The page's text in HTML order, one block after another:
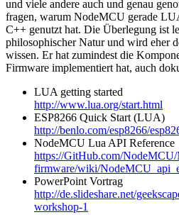
und viele andere auch und genau
fragen, warum NodeMCU gerade
C++ genutzt hat. Die Überlegung ist
philosophischer Natur und wird eher
wissen. Er hat zumindest die
Firmware implementiert hat, auch
LUA getting started
http://www.lua.org/start.html
ESP8266 Quick Start (LUA)
http://benlo.com/esp8266/
NodeMCU Lua API Reference
https://GitHub.com/
firmware/wiki/
PowerPoint Vortrag
http://de.slideshare.net/
workshop-1